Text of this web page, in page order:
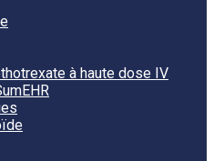
à haute dose IV